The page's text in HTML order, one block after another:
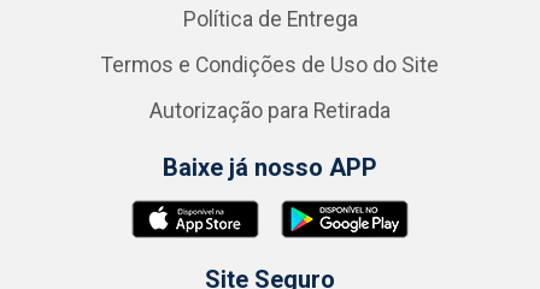
Política de Entrega
Termos e Condições de Uso do Site
Autorização para Retirada
Baixe já nosso APP
Site Seguro